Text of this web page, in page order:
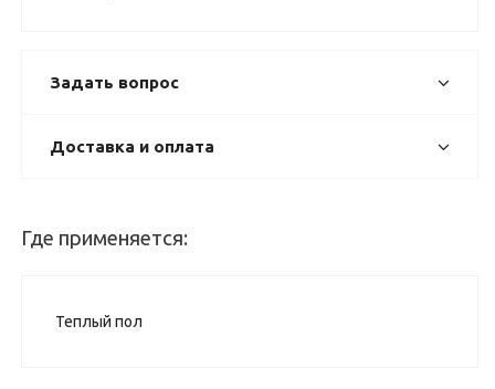
Задать вопрос
Доставка и оплата
Где применяется:
Теплый пол